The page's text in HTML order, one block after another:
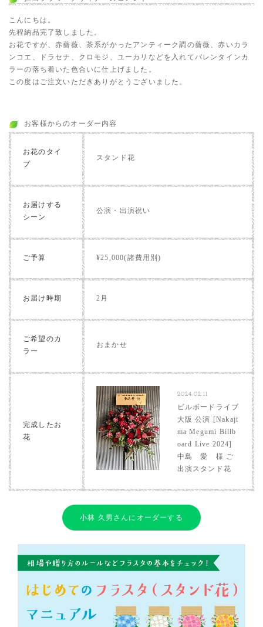
こんにちは。
先程納品完了致しました。
お花ですが、赤薔薇、茶系がかったアンティーク調の薔薇、赤いカラ
ンコエ、ドラセナ、クロモジ、ユーカリなどを入れてバレンタインカ
ラーの落ち着いた色合いに仕上げました。
この度はご注文いただきありがとうございました。
お客様からのオーダー内容
お花のタイ
プ
スタンド花
お届けする
シーン
公演・出演祝い
ご予算 ¥25,000(諸費用別)
お届け時期 2月
ご希望のカ
ラー
おまかせ
完成したお
花
2024.02.11
ビルボードライブ
大阪 公演 [Nakaji
ma Megumi Billb
oard Live 2024]
中島 愛 様 ご
出演スタンド花
小林 久男さんにオーダーする